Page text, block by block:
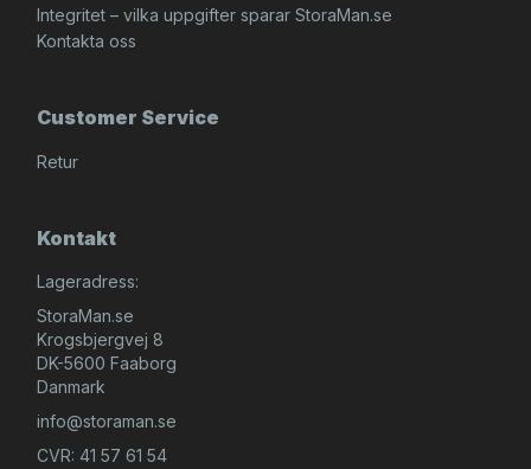
Integritet – vilka uppgifter sparar StoraMan.se
Kontakta oss
Customer Service
Retur
Kontakt
Lageradress:
StoraMan.se
Krogsbjergvej 8
DK-5600 Faaborg
Danmark
info@storaman.se
CVR: 41 57 61 54